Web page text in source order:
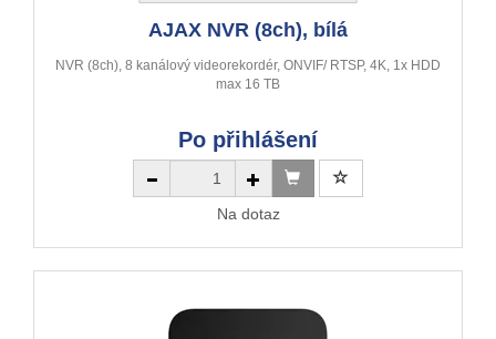
AJAX NVR (8ch), bílá
NVR (8ch), 8 kanálový videorekordér, ONVIF/ RTSP, 4K, 1x HDD
max 16 TB
Po přihlášení
Na dotaz